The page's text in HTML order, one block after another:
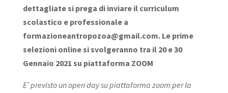
dettagliate si prega di inviare il curriculum
scolastico e professionale a
formazioneantropozoa@gmail.com. Le prime
selezioni online si svolgeranno tra il 20 e 30
Gennaio 2021 su piattaforma ZOOM
E’ previsto un open day su piattaforma zoom per la